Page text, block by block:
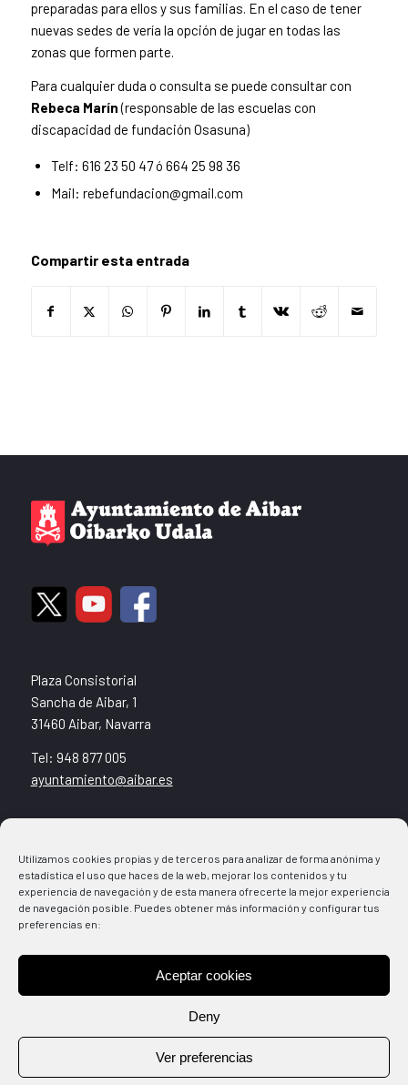
Utilizamos cookies propias y de terceros para analizar de forma anónima y
estadística el uso que haces de la web, mejorar los contenidos y tu
experiencia de navegación y de esta manera ofrecerte la mejor experiencia
de navegación posible. Puedes obtener más información y configurar tus
preferencias en:
Aceptar cookies
Deny
Ver preferencias
preparadas para ellos y sus familias. En el caso de tener
nuevas sedes de vería la opción de jugar en todas las
zonas que formen parte.
Para cualquier duda o consulta se puede consultar con
Rebeca Marín(responsable de las escuelas con
discapacidad de fundación Osasuna)
Telf: 616 23 50 47 ó 664 25 98 36
Mail: rebefundacion@gmail.com
Compartir esta entrada
Plaza Consistorial
Sancha de Aibar, 1
31460 Aibar, Navarra
Tel: 948 877 005
ayuntamiento@aibar.es
Agenda
Ventanilla Municipal
Direcciones
Cultura+Deporte
Aviso legal
Política de Privacidad